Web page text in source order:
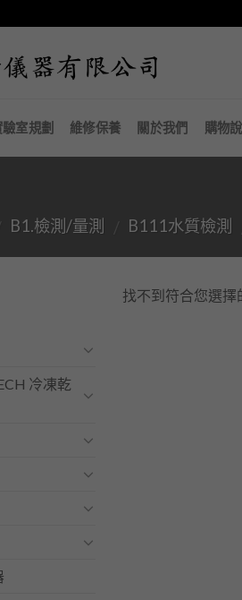
驗室規劃 維修保養 關於我們 購物
B1.檢測/量測 B111水質檢測
冷凍乾
找不到符合您選擇